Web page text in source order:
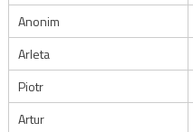
Anonim
Arleta
Piotr
Artur